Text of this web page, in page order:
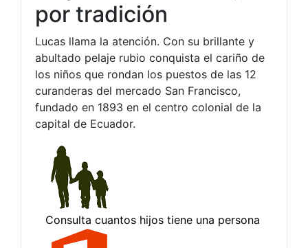
por tradición
Lucas llama la atención. Con su brillante y
abultado pelaje rubio conquista el cariño de
los niños que rondan los puestos de las 12
curanderas del mercado San Francisco,
fundado en 1893 en el centro colonial de la
capital de Ecuador.